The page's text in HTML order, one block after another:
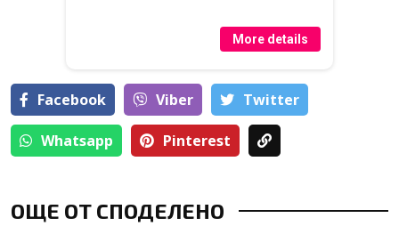
More details
Facebook Viber Тwitter
Whatsapp Pinterest
ОЩЕ ОТ СПОДЕЛЕНО